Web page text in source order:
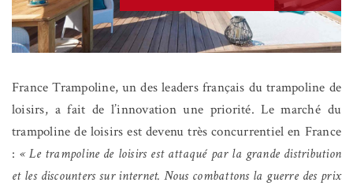
France Trampoline, un des leaders français du trampoline de
loisirs, a fait de l’innovation une priorité. Le marché du
trampoline de loisirs est devenu très concurrentiel en France
: « Le trampoline de loisirs est attaqué par la grande distribution
et les discounters sur internet. Nous combattons la guerre des prix